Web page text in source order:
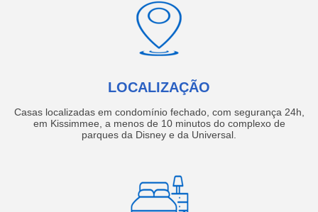
LOCALIZAÇÃO
Casas localizadas em condomínio fechado, com segurança 24h,
em Kissimmee, a menos de 10 minutos do complexo de
parques da Disney e da Universal.